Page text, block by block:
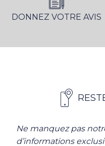
DONNEZ VOTRE AVIS
Ne manquez pas
d’informations